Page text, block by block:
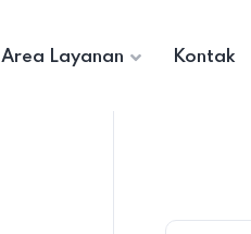
Area Layanan Kontak